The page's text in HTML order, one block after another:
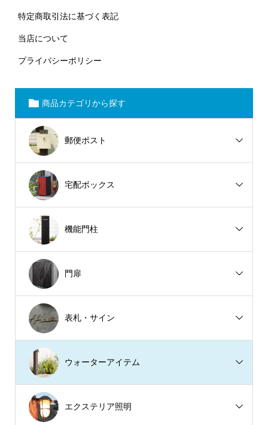
特定商取引法に基づく表記
当店について
プライバシーポリシー
商品カテゴリから探す
郵便ポスト
宅配ボックス
機能門柱
門扉
表札・サイン
ウォーターアイテム
エクステリア照明